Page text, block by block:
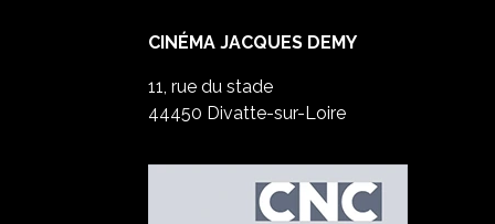
CINÉMA JACQUES DEMY
11, rue du stade
44450 Divatte-sur-Loire